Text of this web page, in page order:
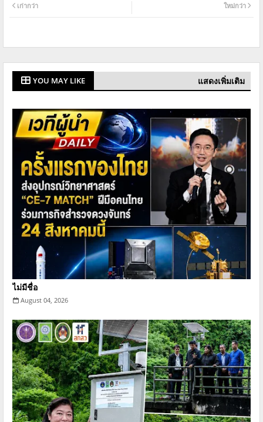
ใหม่กว่า
เก่ากว่า
YOU MAY LIKE แสดงเพิ่มเติม
ไม่มีชื่อ
August 04, 2026